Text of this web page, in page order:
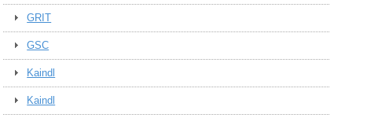
GRIT
GSC
Kaindl
Kaindl